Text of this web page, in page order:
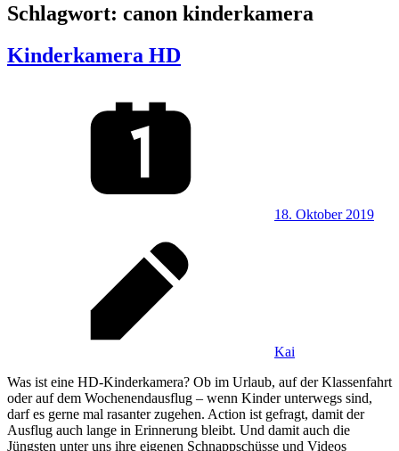
Schlagwort: canon kinderkamera
Kinderkamera HD
18. Oktober 2019
Kai
Was ist eine HD-Kinderkamera? Ob im Urlaub, auf der Klassenfahrt
oder auf dem Wochenendausflug – wenn Kinder unterwegs sind,
darf es gerne mal rasanter zugehen. Action ist gefragt, damit der
Ausflug auch lange in Erinnerung bleibt. Und damit auch die
Jüngsten unter uns ihre eigenen Schnappschüsse und Videos